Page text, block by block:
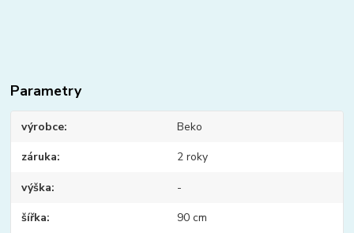
Parametry
výrobce Beko
záruka 2 roky
výška -
šířka 90 cm